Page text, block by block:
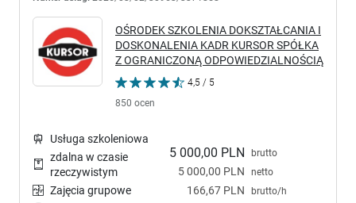
OŚRODEK SZKOLENIA DOKSZTAŁCANIA I
DOSKONALENIA KADR KURSOR SPÓŁKA
Z OGRANICZONĄ ODPOWIEDZIALNOŚCIĄ
4,5 / 5
850 ocen
5 000,00 PLN brutto
5 000,00 PLN netto
166,67 PLN brutto/h
Usługa szkoleniowa
zdalna w czasie
rzeczywistym
Zajęcia grupowe